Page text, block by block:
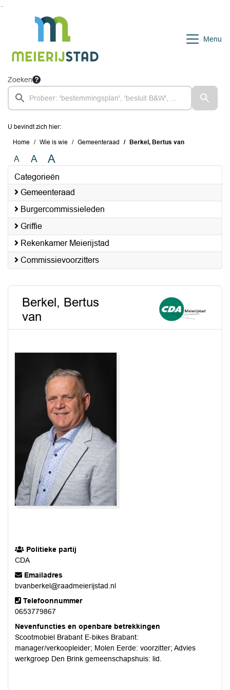
Menu
Zoeken
U bevindt zich hier:
Home Wie is wie Gemeenteraad Berkel, Bertus van
A A A
Categorieën
Gemeenteraad
Burgercommissieleden
Griffie
Rekenkamer Meierijstad
Commissievoorzitters
Berkel, Bertus
van
Politieke partij
CDA
Emailadres
bvanberkel@raadmeierijstad.nl
Telefoonnummer
0653779867
Nevenfuncties en openbare betrekkingen
Scootmobiel Brabant E-bikes Brabant:
manager/verkoopleider; Molen Eerde: voorzitter; Advies
werkgroep Den Brink gemeenschapshuis: lid.